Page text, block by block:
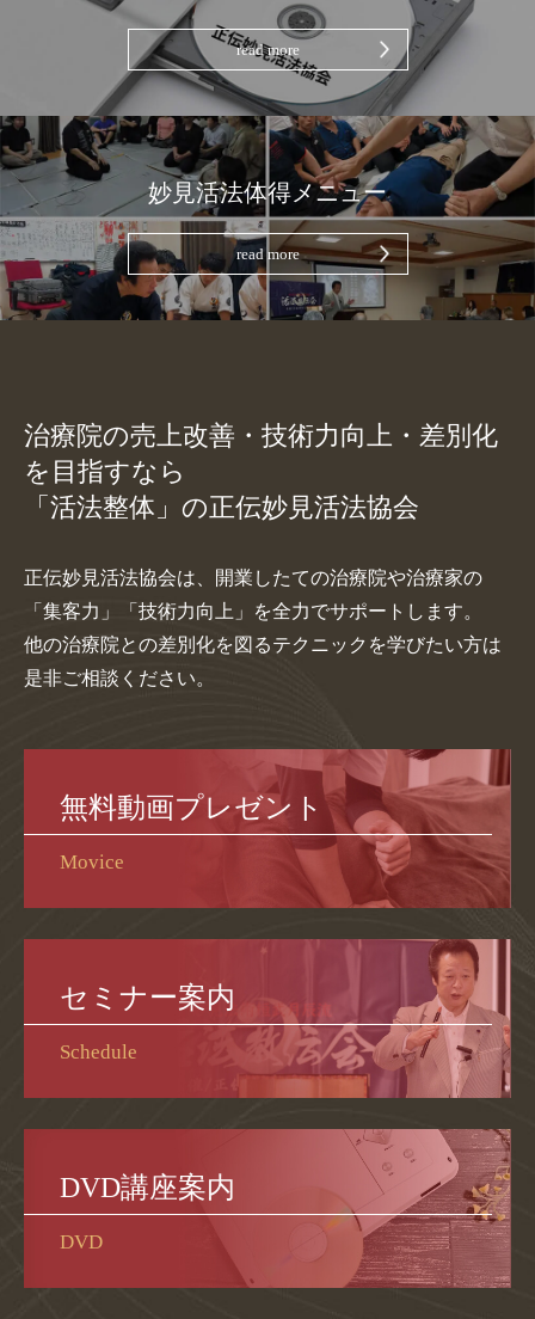
read more
妙見活法体得メニュー
read more
治療院の売上改善・技術力向上・差別化
を目指すなら
「活法整体」の正伝妙見活法協会
正伝妙見活法協会は、開業したての治療院や治療家の
「集客力」「技術力向上」を全力でサポートします。
他の治療院との差別化を図るテクニックを学びたい方は
是非ご相談ください。
無料動画プレゼント
Movice
セミナー案内
Schedule
DVD講座案内
DVD